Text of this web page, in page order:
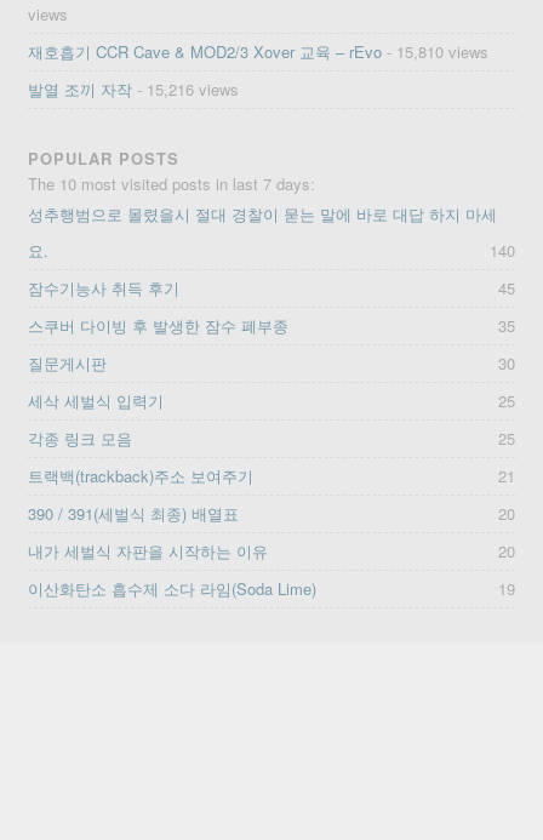
views
재호흡기 CCR Cave & MOD2/3 Xover 교육 – rEvo - 15,810 views
발열 조끼 자작 - 15,216 views
POPULAR POSTS
The 10 most visited posts in last 7 days:
성추행범으로 몰렸을시 절대 경찰이 묻는 말에 바로 대답 하지 마세
요.
140
잠수기능사 취득 후기
45
스쿠버 다이빙 후 발생한 잠수 폐부종
35
질문게시판
30
세삭 세벌식 입력기
25
각종 링크 모음
25
트랙백(trackback)주소 보여주기
21
390 / 391(세벌식 최종) 배열표
20
내가 세벌식 자판을 시작하는 이유
20
이산화탄소 흡수제 소다 라임(Soda Lime)
19